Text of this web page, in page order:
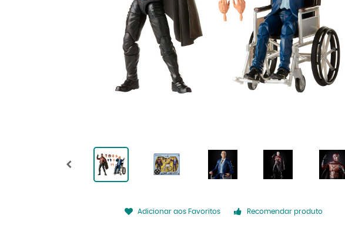
Adicionar aos Favoritos Recomendar produto